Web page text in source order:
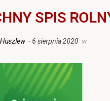
SPIS
-6 sierpnia 2020 w